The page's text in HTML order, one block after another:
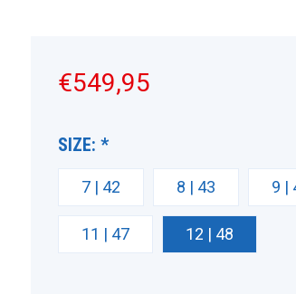
€549,95
SIZE: *
7 | 42 8 | 43 9 |
11 | 47 12 | 48